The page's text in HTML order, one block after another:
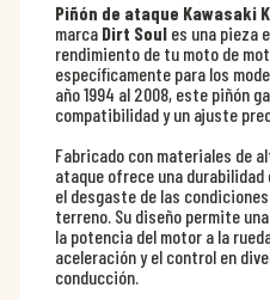
Piñón de ataque Kawasaki
marca Dirt Soul es una pieza
rendimiento de tu moto de
específicamente para los
año 1994 al 2008, este piñón
compatibilidad y un ajuste
Fabricado con materiales de
ataque ofrece una
el desgaste de las
terreno. Su diseño permite
la potencia del motor a la
aceleración y el control en
conducción.